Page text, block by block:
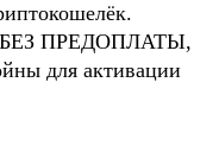
БЕЗ ПРЕДОПЛАТЫ,
для активации